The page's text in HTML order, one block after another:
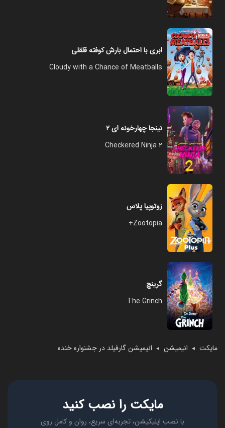
مایکت ◄ انیمیشن ◄ انیمیشن گارفیلد در جشنواره خنده
ابری با احتمال بارش کوفته قلقلی
Cloudy with a Chance of Meatballs
نینجا چهارخونه ای ۲
Checkered Ninja 2
زوتوپیا پلاس
Zootopia+
گرینچ
The Grinch
مایکت را نصب کنید
با نصب اپلیکیشن، تجربه‌ای سریع، روان و کامل روی